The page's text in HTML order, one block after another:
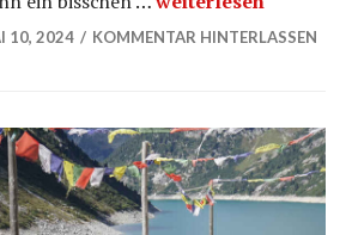
10, 2024 KOMMENTAR HINTERLASSEN